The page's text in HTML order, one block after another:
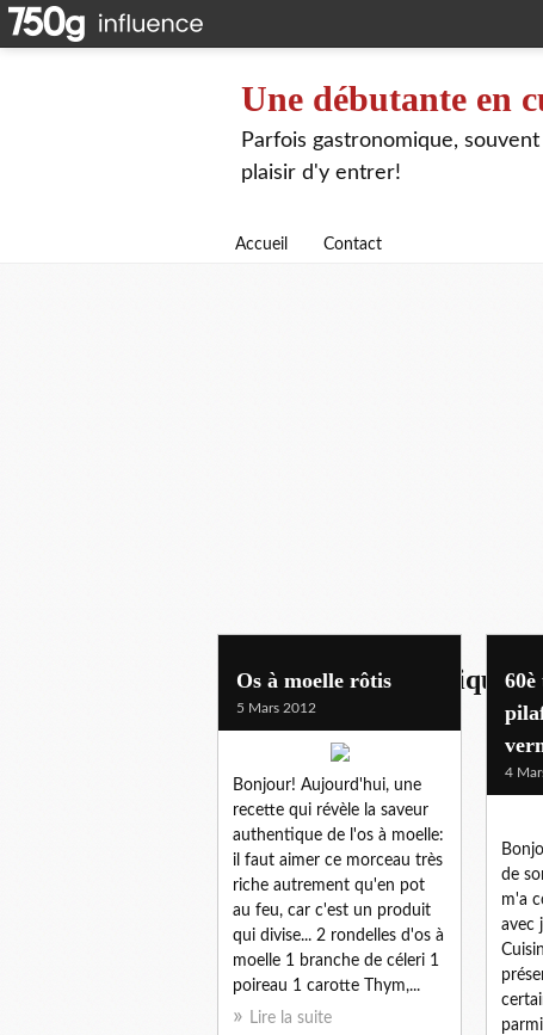
Une débutante en
Parfois gastronomique,
plaisir d'y entrer!
Accueil Contact
plats principaux-uniques
Os à moelle rôtis
5 Mars 2012
Bonjour! Aujourd'hui, une
recette qui révèle la saveur
authentique de l'os à moelle:
il faut aimer ce morceau très
riche autrement qu'en pot
au feu, car c'est un produit
qui divise... 2 rondelles d'os à
moelle 1 branche de céleri 1
poireau 1 carotte Thym,...
Lire la suite
4
de
m'a
avec